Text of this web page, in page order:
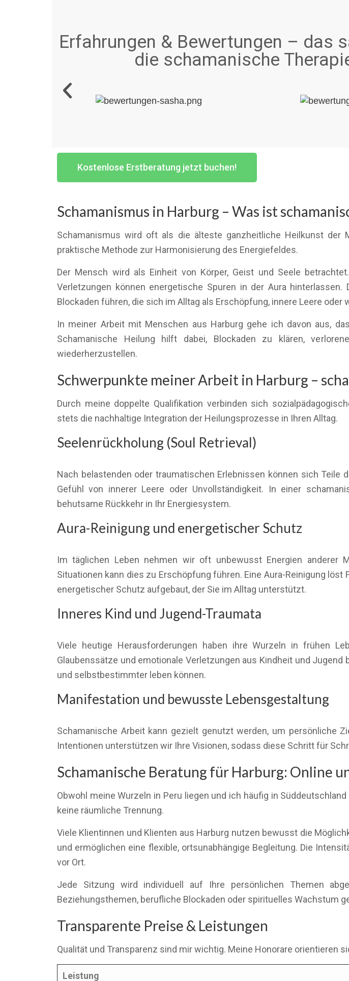
Erfahrungen & Bewertungen – das
die schamanische
Kostenlose Erstberatung jetzt buchen!
Schamanismus in Harburg – Was ist
Schamanismus wird oft als die älteste ganzheitliche Heilkunst der
praktische Methode zur Harmonisierung des Energiefeldes.
Der Mensch wird als Einheit von Körper, Geist und Seele
Verletzungen können energetische Spuren in der Aura
Blockaden führen, die sich im Alltag als Erschöpfung, innere Leere
In meiner Arbeit mit Menschen aus Harburg gehe ich davon aus,
Schamanische Heilung hilft dabei, Blockaden zu klären,
wiederherzustellen.
Schwerpunkte meiner Arbeit in Harburg –
Durch meine doppelte Qualifikation verbinden sich
stets die nachhaltige Integration der Heilungsprozesse in Ihren Alltag.
Seelenrückholung (Soul Retrieval)
Nach belastenden oder traumatischen Erlebnissen können sich
Gefühl von innerer Leere oder Unvollständigkeit. In einer
behutsame Rückkehr in Ihr Energiesystem.
Aura-Reinigung und energetischer Schutz
Im täglichen Leben nehmen wir oft unbewusst Energien anderer
Situationen kann dies zu Erschöpfung führen. Eine Aura-Reinigung
energetischer Schutz aufgebaut, der Sie im Alltag unterstützt.
Inneres Kind und Jugend-Traumata
Viele heutige Herausforderungen haben ihre Wurzeln in frühen
Glaubenssätze und emotionale Verletzungen aus Kindheit und
und selbstbestimmter leben können.
Manifestation und bewusste Lebensgestaltung
Schamanische Arbeit kann gezielt genutzt werden, um persönliche
Intentionen unterstützen wir Ihre Visionen, sodass diese Schritt für
Schamanische Beratung für Harburg: Online
Obwohl meine Wurzeln in Peru liegen und ich häufig in
keine räumliche Trennung.
Viele Klientinnen und Klienten aus Harburg nutzen bewusst die
und ermöglichen eine flexible, ortsunabhängige Begleitung. Die
vor Ort.
Jede Sitzung wird individuell auf Ihre persönlichen Themen
Beziehungsthemen, berufliche Blockaden oder spirituelles Wachstum
Transparente Preise & Leistungen
Qualität und Transparenz sind mir wichtig. Meine Honorare orientieren
Leistung